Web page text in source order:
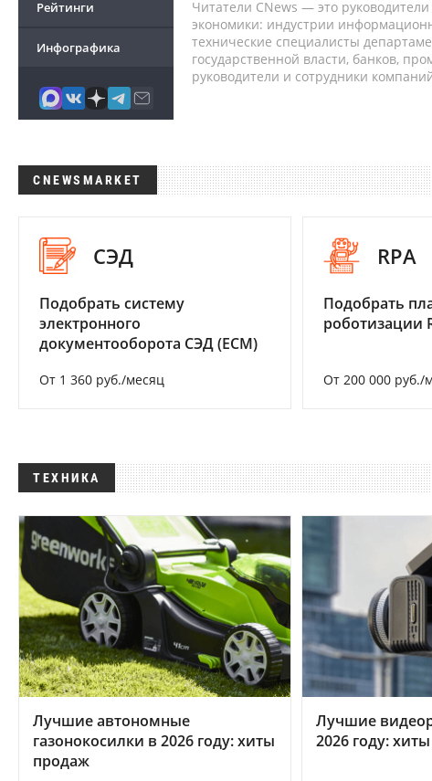
Рейтинги
Инфографика
Читатели CNews — это
экономики: индустрии
технические специалисты
государственной власти, банков,
руководители и сотрудники
CNEWSMARKET
СЭД
Подобрать систему
электронного
документооборота СЭД (ECM)
От 1 360 руб./месяц
RPA
Подобрать
роботизации
От 200 000 руб./
ТЕХНИКА
Лучшие автономные
газонокосилки в 2026 году: хиты
продаж
Лучшие
2026 году: